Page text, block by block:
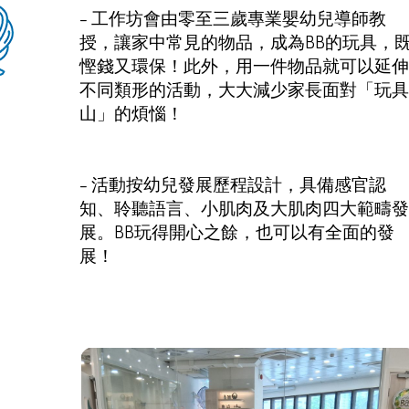
– 工作坊會由零至三歲專業嬰幼兒導師教
授，讓家中常見的物品，成為BB的玩具，
慳錢又環保！此外，用一件物品就可以延伸
不同類形的活動，大大減少家長面對「玩具
山」的煩惱！
– 活動按幼兒發展歷程設計，具備感官認
知、聆聽語言、小肌肉及大肌肉四大範疇發
展。BB玩得開心之餘，也可以有全面的發
展！